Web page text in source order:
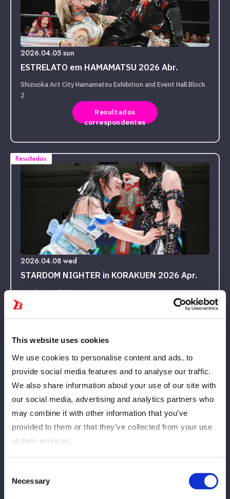
This website uses cookies
We use cookies to personalise content and ads, to
provide social media features and to analyse our traffic.
We also share information about your use of our site with
our social media, advertising and analytics partners who
may combine it with other information that you’ve
provided to them or that they’ve collected from your use
of their services.
Selection
Necessary
2026.04.05 sun
ESTRELATO em HAMAMATSU 2026 Abr.
Shizuoka Act City Hamamatsu Exhibition and Event Hall Block
2
Resultados
correspondentes
Resultados
2026.04.08 wed
STARDOM NIGHTER in KORAKUEN 2026 Apr.
Korakuen Hall, Tóquio
correspondentes
Resultados